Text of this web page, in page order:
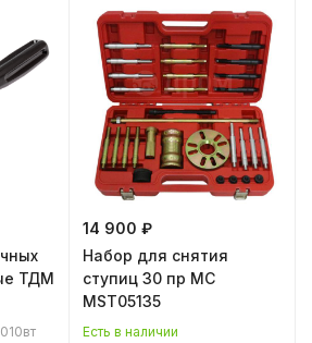
ТДМ
14 900 ₽
Набор для снятия
ступиц 30 пр МС
MST05135
Есть в наличии